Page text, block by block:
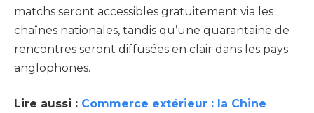
matchs seront accessibles gratuitement via les
chaînes nationales, tandis qu’une quarantaine de
rencontres seront diffusées en clair dans les pays
anglophones.
Lire aussi : Commerce extérieur : la Chine